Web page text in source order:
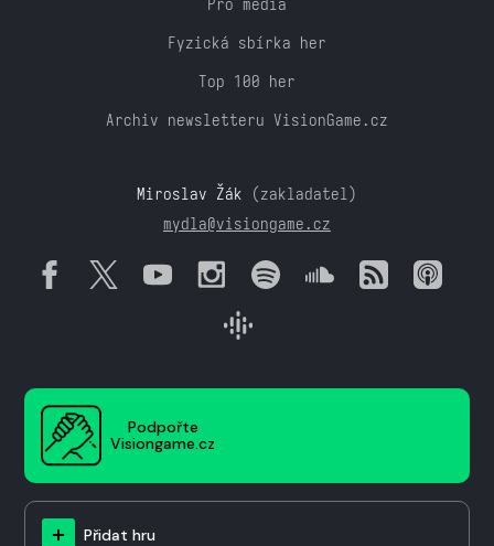
Pro média
Fyzická sbírka her
Top 100 her
Archiv newsletteru VisionGame.cz
Miroslav Žák (zakladatel)
mydla@visiongame.cz
Podpořte
Visiongame.cz
Přidat hru